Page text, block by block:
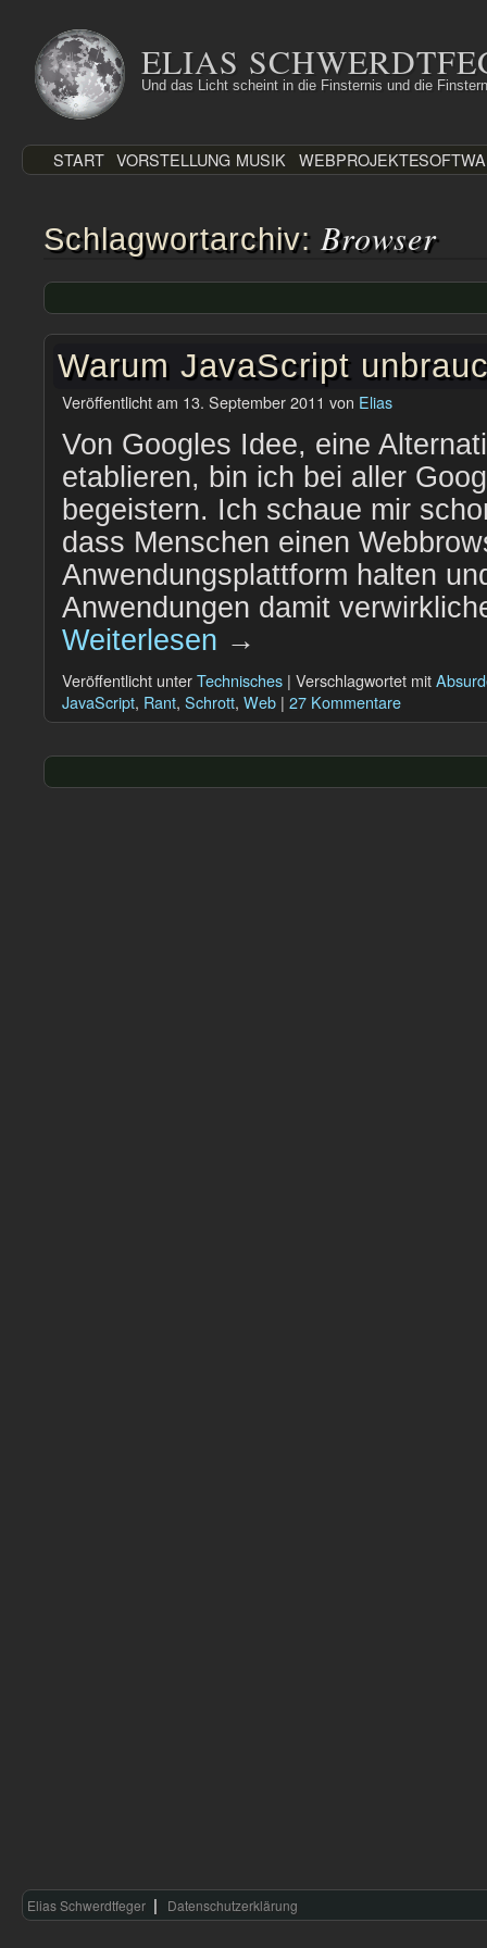
Inhalt
springen
ELIAS
Und das Licht scheint in die Finsternis und die
START VORSTELLUNG MUSIK WEBPROJEKTE
Schlagwortarchiv: Browser
Warum JavaScript
Veröffentlicht am 13. September 2011 von Elias
Von Googles Idee, eine
etablieren, bin ich bei aller
begeistern. Ich schaue mir
dass Menschen einen
Anwendungsplattform halten
Anwendungen damit
Weiterlesen →
Veröffentlicht unterTechnisches | Verschlagwortet mit
JavaScript, Rant, Schrott, Web | 27 Kommentare
Elias Schwerdtfeger Datenschutzerklärung